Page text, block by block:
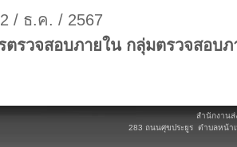
/ ธ.ค. / 2567
ตรวจสอบภายใน กลุ่มตรวจสอบภ
สำนักงานส่
283 ถนนศุขประยูร ตำบลหน้า